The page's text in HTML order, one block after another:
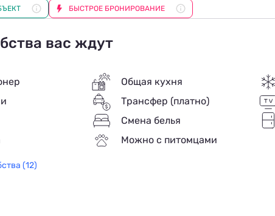
близости расположены продуктовые магазины и
до автовокзала 5,4 км.
БЫСТРОЕ БРОНИРОВАНИЕ
вас ждут
Общая кухня
Трансфер (платно)
Смена белья
Можно с питомцами
(12)